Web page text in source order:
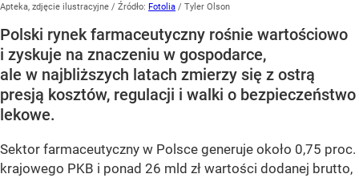
Apteka, zdjęcie ilustracyjne / Źródło: Fotolia / Tyler Olson
Polski rynek farmaceutyczny rośnie wartościowo
i zyskuje na znaczeniu w gospodarce,
ale w najbliższych latach zmierzy się z ostrą
presją kosztów, regulacji i walki o bezpieczeństwo
lekowe.
Sektor farmaceutyczny w Polsce generuje około 0,75 proc.
krajowego PKB i ponad 26 mld zł wartości dodanej brutto,